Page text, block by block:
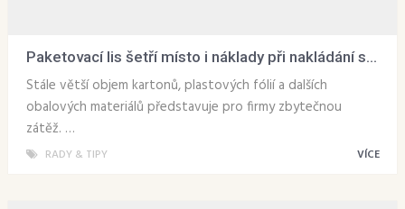
Paketovací lis šetří místo i náklady při nakládání s...
Stále větší objem kartonů, plastových fólií a dalších
obalových materiálů představuje pro firmy zbytečnou
zátěž. …
RADY & TIPY VÍCE